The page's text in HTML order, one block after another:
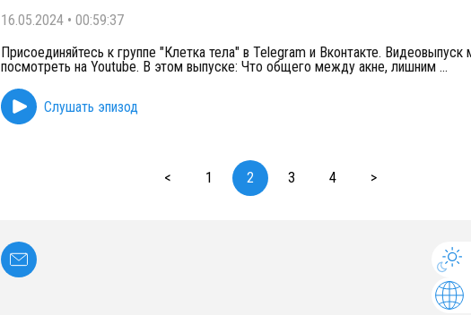
16.05.2024 • 00:59:37
Присоединяйтесь к группе "Клетка тела" в Telegram и Вконтакте. Видеовыпуск
посмотреть на Youtube. В этом выпуске: Что общего между акне, лишним ...
Слушать эпизод
< 1 2 3 4 >